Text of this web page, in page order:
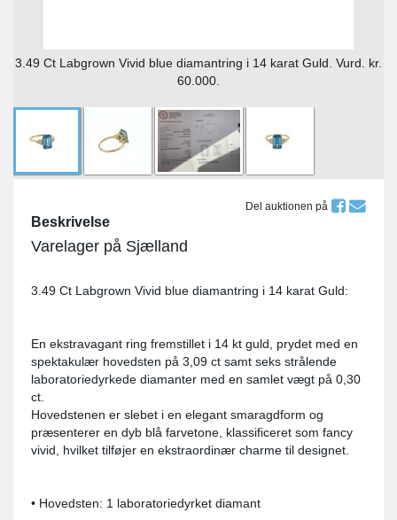
3.49 Ct Labgrown Vivid blue diamantring i 14 karat Guld. Vurd. kr.
60.000.
Del auktionen på
Beskrivelse
Varelager på Sjælland
3.49 Ct Labgrown Vivid blue diamantring i 14 karat Guld:
En ekstravagant ring fremstillet i 14 kt guld, prydet med en
spektakulær hovedsten på 3,09 ct samt seks strålende
laboratoriedyrkede diamanter med en samlet vægt på 0,30
ct.
Hovedstenen er slebet i en elegant smaragdform og
præsenterer en dyb blå farvetone, klassificeret som fancy
vivid, hvilket tilføjer en ekstraordinær charme til designet.
• Hovedsten: 1 laboratoriedyrket diamant